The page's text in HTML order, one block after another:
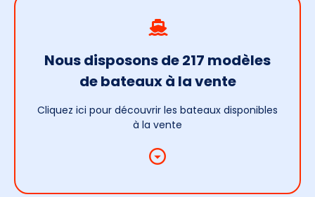
Nous disposons de 217 modèles
de bateaux à la vente
Cliquez ici pour découvrir les bateaux disponibles
à la vente